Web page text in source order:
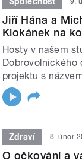
Jiří Hána a
Klokánek na
Hosty v našem
Dobrovolnického
projektu s
Zdraví 8. únor
O očkování a